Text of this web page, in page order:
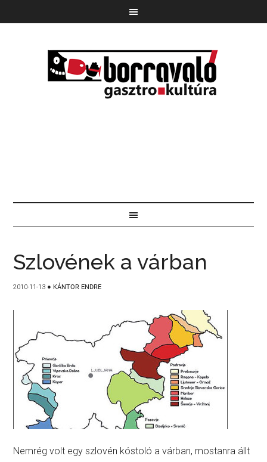
Szlovének a várban
2010-11-13 ● KÁNTOR ENDRE
Nemrég volt egy szlovén kóstoló a várban, mostanra állt